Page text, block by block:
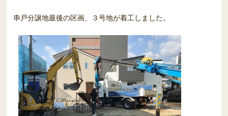
串戸分譲地最後の区画、３号地が着工しました。